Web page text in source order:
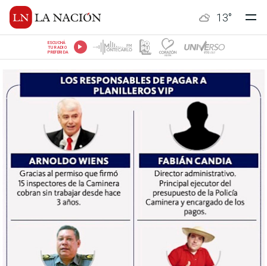
13°
ESCUCHÁ
TU RADIO
PREFERIDA